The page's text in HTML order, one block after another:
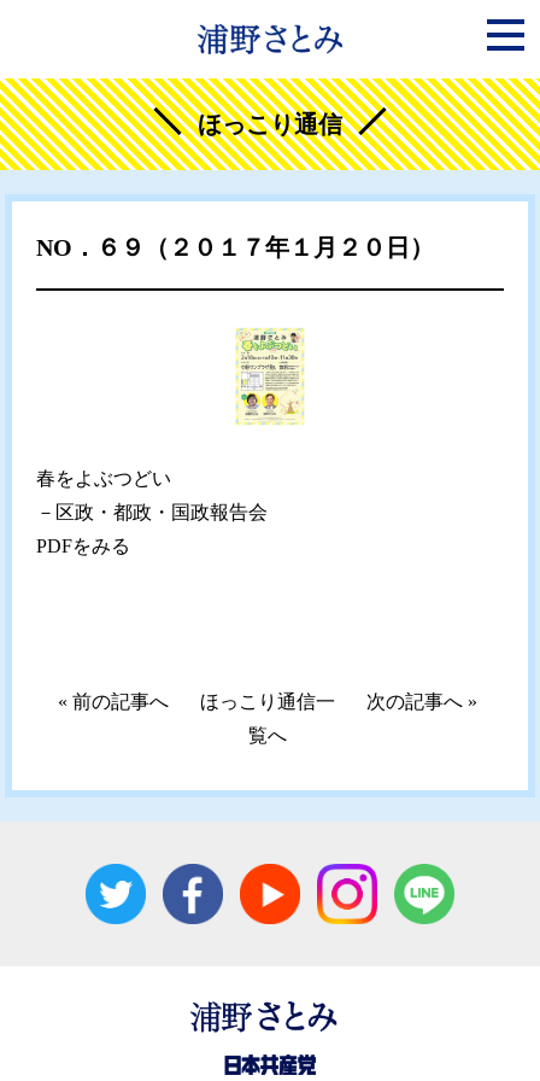
ほっこり通信
NO．６９（２０１７年１月２０日）
春をよぶつどい
－区政・都政・国政報告会
PDFをみる
«前の記事へ
ほっこり通信一
覧へ
次の記事へ»